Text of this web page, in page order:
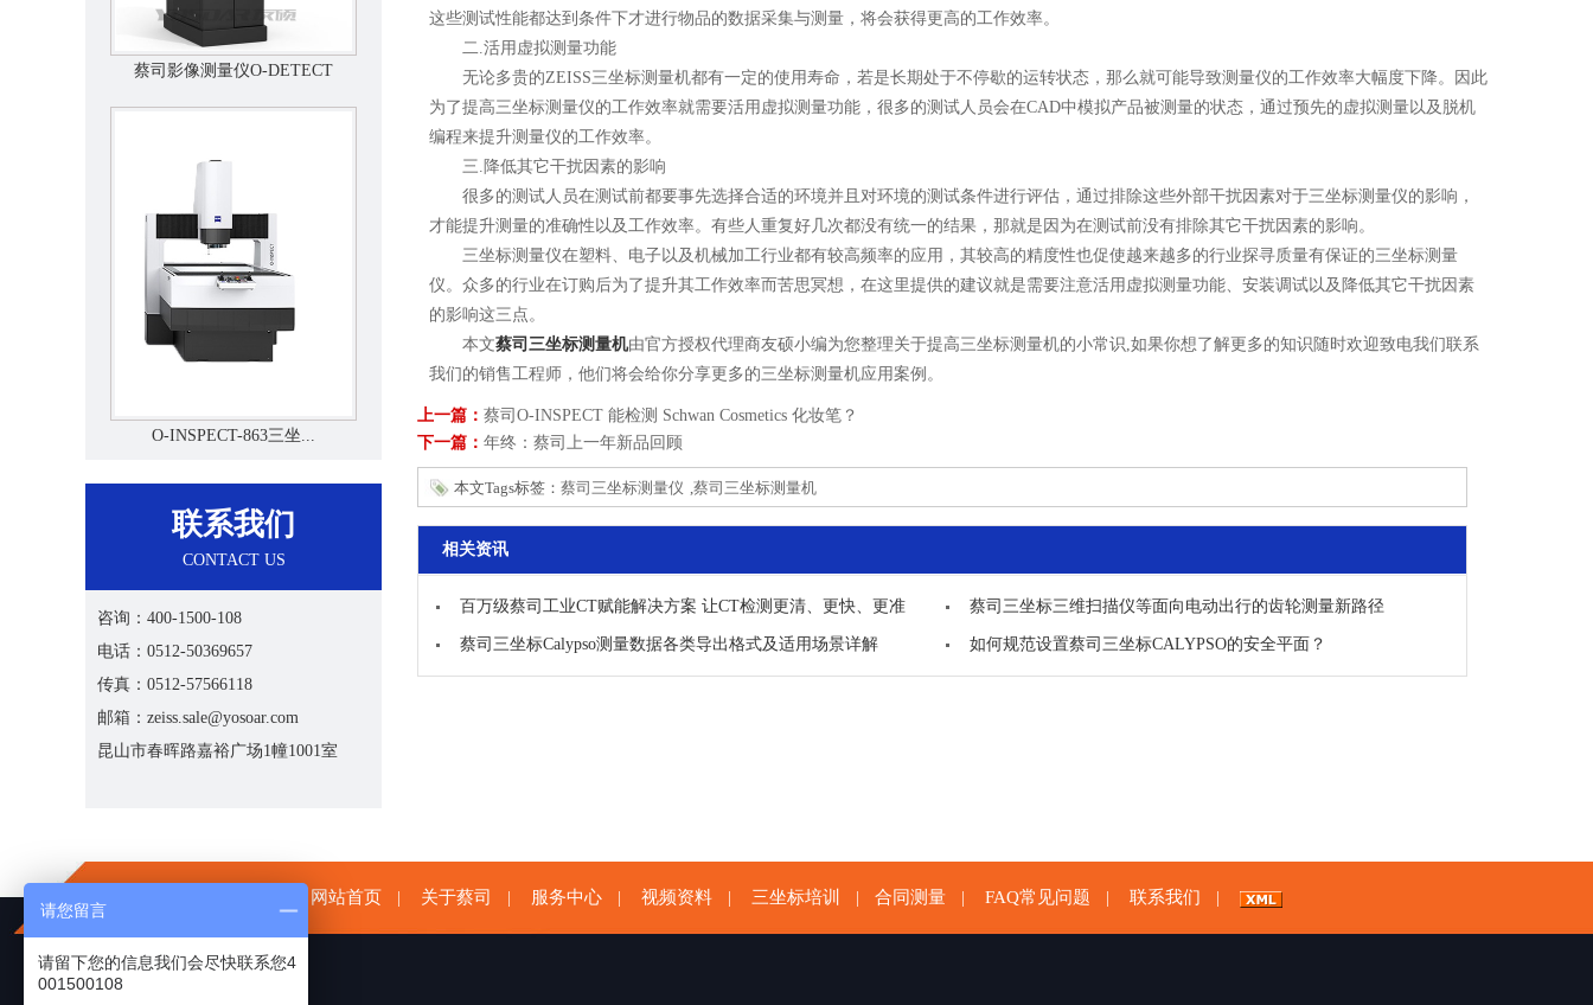
蔡司影像测量仪O-DETECT
O-INSPECT-863三坐...
联系我们
CONTACT US
咨询：400-1500-108
电话：0512-50369657
传真：0512-57566118
邮箱：zeiss.sale@yosoar.com
昆山市春晖路嘉裕广场1幢1001室
这些测试性能都达到条件下才进行物品的数据采集与测量，将会获得更高的工作效率。
二.活用虚拟测量功能
无论多贵的ZEISS三坐标测量机都有一定的使用寿命，若是长期处于不停歇的运转状态，那么就可能导致测量仪的工作效率大幅度下降。因此
为了提高三坐标测量仪的工作效率就需要活用虚拟测量功能，很多的测试人员会在CAD中模拟产品被测量的状态，通过预先的虚拟测量以及脱机
编程来提升测量仪的工作效率。
三.降低其它干扰因素的影响
很多的测试人员在测试前都要事先选择合适的环境并且对环境的测试条件进行评估，通过排除这些外部干扰因素对于三坐标测量仪的影响，
才能提升测量的准确性以及工作效率。有些人重复好几次都没有统一的结果，那就是因为在测试前没有排除其它干扰因素的影响。
三坐标测量仪在塑料、电子以及机械加工行业都有较高频率的应用，其较高的精度性也促使越来越多的行业探寻质量有保证的三坐标测量
仪。众多的行业在订购后为了提升其工作效率而苦思冥想，在这里提供的建议就是需要注意活用虚拟测量功能、安装调试以及降低其它干扰因素
的影响这三点。
本文蔡司三坐标测量机由官方授权代理商友硕小编为您整理关于提高三坐标测量机的小常识,如果你想了解更多的知识随时欢迎致电我们联系
我们的销售工程师，他们将会给你分享更多的三坐标测量机应用案例。
上一篇： 蔡司O-INSPECT 能检测 Schwan Cosmetics 化妆笔？
下一篇： 年终：蔡司上一年新品回顾
本文Tags标签： 蔡司三坐标测量仪 ,蔡司三坐标测量机
相关资讯
百万级蔡司工业CT赋能解决方案 让CT检测更清、更快、更准 蔡司三坐标三维扫描仪等面向电动出行的齿轮测量新路径
蔡司三坐标Calypso测量数据各类导出格式及适用场景详解 如何规范设置蔡司三坐标CALYPSO的安全平面？
网站首页 关于蔡司 服务中心 视频资料 三坐标培训 合同测量 FAQ常见问题 联系我们
请您留言
请留下您的信息我们会尽快联系您4
001500108